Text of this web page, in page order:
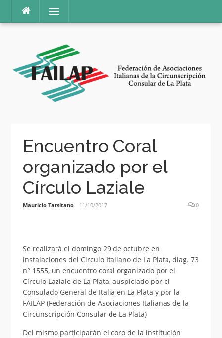
contenido
Menú
Encuentro Coral
organizado por el
Círculo Laziale
Mauricio Tarsitano 11/10/2017 0
Se realizará el domingo 29 de octubre en
instalaciones del Circulo Italiano de La Plata, diag. 73
n° 1555, un encuentro coral organizado por el
Círculo Laziale de La Plata, auspiciado por el
Consulado General de Italia en La Plata y por la
FAILAP (Federación de Asociaciones Italianas de la
Circunscripción Consular de La Plata)
Del mismo participarán el coro de la institución